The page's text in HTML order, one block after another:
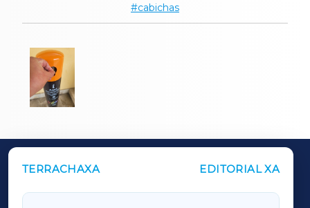
cabichas
TERRACHAXA EDITORIAL XA
OUTROS PERIÓDICOS